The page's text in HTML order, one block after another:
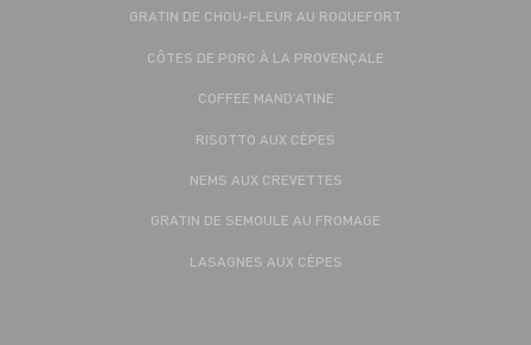
GRATIN DE CHOU-FLEUR AU ROQUEFORT
CÔTES DE PORC À LA PROVENÇALE
COFFEE MAND’ATINE
RISOTTO AUX CÈPES
NEMS AUX CREVETTES
GRATIN DE SEMOULE AU FROMAGE
LASAGNES AUX CÈPES